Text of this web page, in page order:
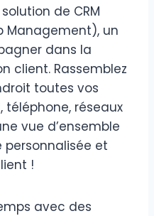
de CRM
Management), un
dans la
client. Rassemblez
toutes vos
réseaux
vue d’ensemble
personnalisée et
!
avec des